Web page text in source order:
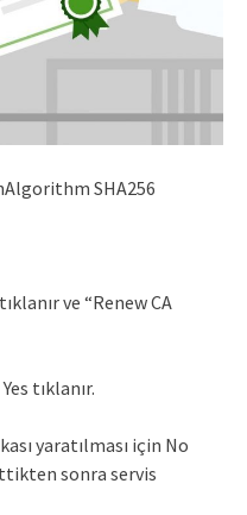
SHA256
ve “Renew CA
tıklanır.
yaratılması için No
sonra servis